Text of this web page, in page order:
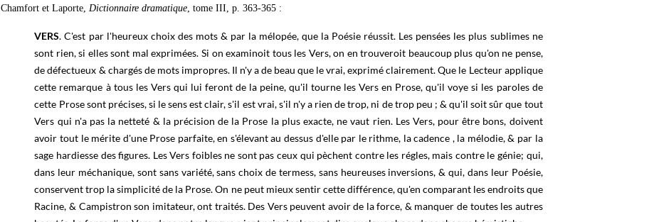
Chamfort et Laporte,Dictionnaire dramatique, tome III, p. 363-365 :
VERS. C'est par l'heureux choix des mots & par la mélopée, que la Poésie réussit. Les pensées les plus sublimes ne
sont rien, si elles sont mal exprimées. Si on examinoit tous les Vers, on en trouveroit beaucoup plus qu'on ne pense,
de défectueux & chargés de mots impropres. Il n'y a de beau que le vrai, exprimé clairement. Que le Lecteur applique
cette remarque à tous les Vers qui lui feront de la peine, qu'il tourne les Vers en Prose, qu'il voye si les paroles de
cette Prose sont précises, si le sens est clair, s'il est vrai, s'il n'y a rien de trop, ni de trop peu ; & qu'il soit sûr que tout
Vers qui n'a pas la netteté & la précision de la Prose la plus exacte, ne vaut rien. Les Vers, pour être bons, doivent
avoir tout le mérite d'une Prose parfaite, en s'élevant au dessus d'elle par le rithme, la cadence , la mélodie, & par la
sage hardiesse des figures. Les Vers foibles ne sont pas ceux qui pèchent contre les régles, mais contre le génie; qui,
dans leur méchanique, sont sans variété, sans choix de termess, sans heureuses inversions, & qui, dans leur Poésie,
conservent trop la simplicité de la Prose. On ne peut mieux sentir cette différence, qu'en comparant les endroits que
Racine, & Campistron son imitateur, ont traités. Des Vers peuvent avoir de la force, & manquer de toutes les autres